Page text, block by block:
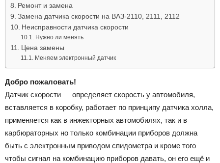
Ремонт и замена
Замена датчика скорости на ВАЗ-2110, 2111, 2112
Неисправности датчика скорости
Нужно ли менять
Цена замены
Меняем электронный датчик
Добро пожаловать!
Датчик скорости — определяет скорость у автомобиля,
вставляется в коробку, работает по принципу датчика холла,
применяется как в инжекторных автомобилях, так и в
карбюраторных но только комбинации приборов должна
быть с электронным приводом спидометра и кроме того
чтобы сигнал на комбинацию приборов давать, он его ещё и